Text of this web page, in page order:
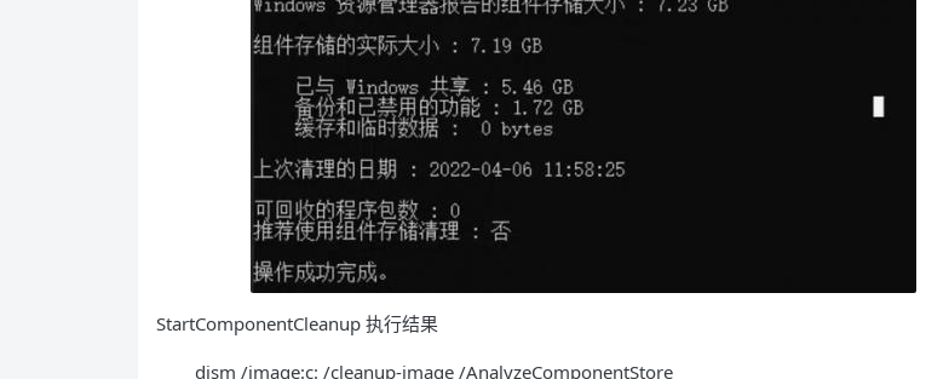
StartComponentCleanup 执行结果
dism /image:c: /cleanup-image /AnalyzeComponentStore